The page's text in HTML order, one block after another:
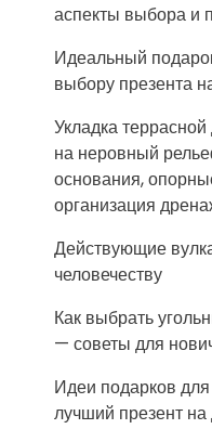
аспекты выбора и
Идеальный
выбору презента
Укладка
на неровный
основания,
организация
Действующие
человечеству
Как выбрать
— советы для
Идеи подарков
лучший презент